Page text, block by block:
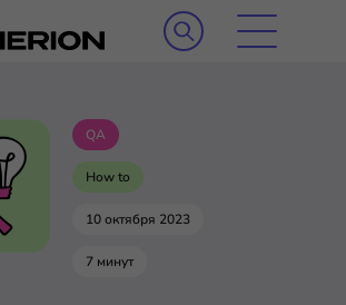
QA
How to
10 октября 2023
7 минут